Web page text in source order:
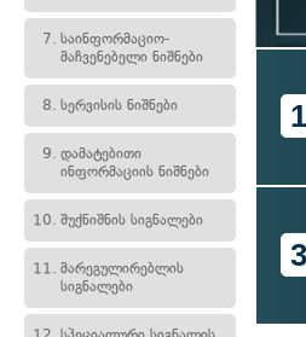
7. საინფორმაციო-
მაჩვენებელი ნიშნები
8. სერვისის ნიშნები
9. დამატებითი
ინფორმაციის ნიშნები
10. შუქნიშნის სიგნალები
11. მარეგულირებლის
სიგნალები
1
3